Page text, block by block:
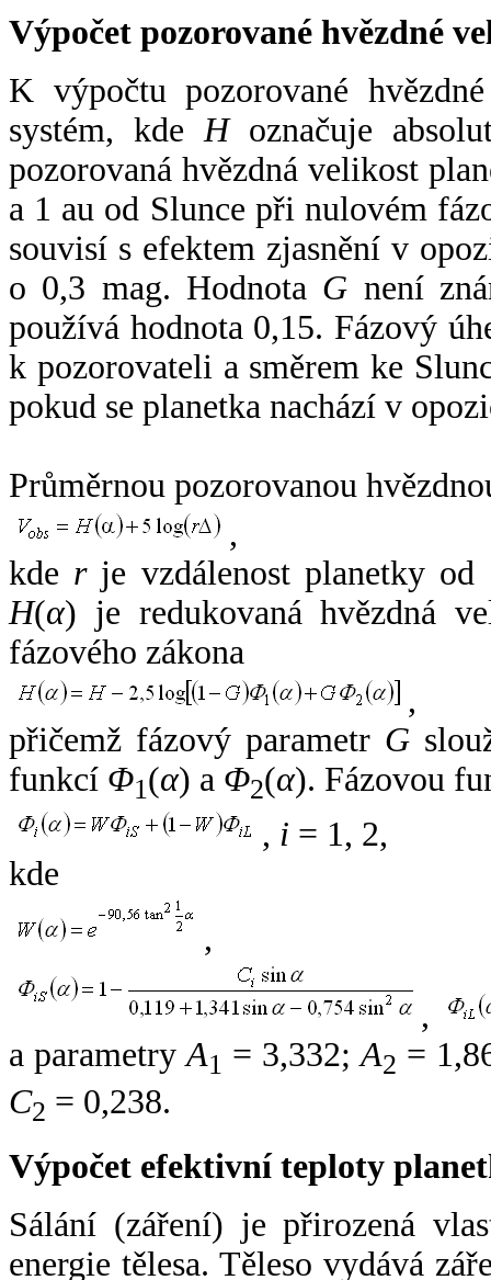
Výpočet pozorované hvězdné
K výpočtu pozorované
systém, kde Hoznačuje
pozorovaná hvězdná velikost
a 1 au od Slunce při nulovém
souvisí s efektem zjasnění v
o 0,3 mag. Hodnota G není
používá hodnota 0,15. Fázový
k pozorovateli a směrem ke
pokud se planetka nachází v
Průměrnou pozorovanou
,
kde rje vzdálenost planetky od
H(α) je redukovaná hvězdná
fázového zákona
,
přičemž fázový parametr G
funkcí Φ1(α) a Φ2(α). Fázovou
, i = 1, 2,
kde
,
,
a parametryA1 = 3,332;A2 =
C2 = 0,238.
Výpočet efektivní teploty
Sálání (záření) je přirozená
energie tělesa. Těleso vydává